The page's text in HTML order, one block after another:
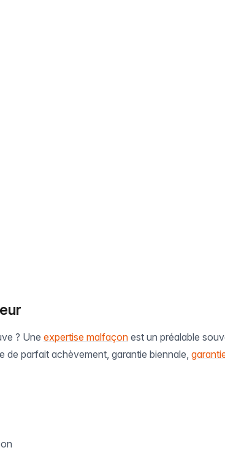
? Une expertise malfaçon est un préalable
de parfait achèvement, garantie biennale,